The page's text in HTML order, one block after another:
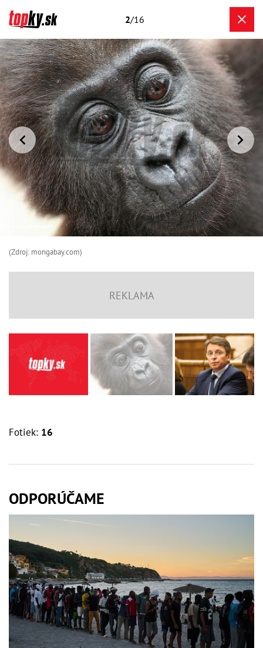
2/16
(Zdroj: mongabay.com)
Fotiek: 16
ODPORÚČAME